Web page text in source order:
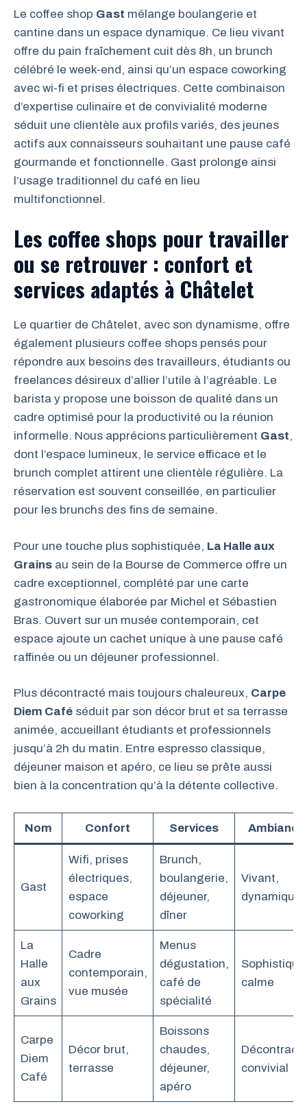
Le coffee shop Gast mélange boulangerie et
cantine dans un espace dynamique. Ce lieu vivant
offre du pain fraîchement cuit dès 8h, un brunch
célébré le week-end, ainsi qu’un espace coworking
avec wi-fi et prises électriques. Cette combinaison
d’expertise culinaire et de convivialité moderne
séduit une clientèle aux profils variés, des jeunes
actifs aux connaisseurs souhaitant une pause café
gourmande et fonctionnelle. Gast prolonge ainsi
l’usage traditionnel du café en lieu
multifonctionnel.
Les coffee shops pour travailler
ou se retrouver : confort et
services adaptés à Châtelet
Le quartier de Châtelet, avec son dynamisme, offre
également plusieurs coffee shops pensés pour
répondre aux besoins des travailleurs, étudiants ou
freelances désireux d’allier l’utile à l’agréable. Le
barista y propose une boisson de qualité dans un
cadre optimisé pour la productivité ou la réunion
informelle. Nous apprécions particulièrement Gast,
dont l’espace lumineux, le service efficace et le
brunch complet attirent une clientèle régulière. La
réservation est souvent conseillée, en particulier
pour les brunchs des fins de semaine.
Pour une touche plus sophistiquée, La Halle aux
Grains au sein de la Bourse de Commerce offre un
cadre exceptionnel, complété par une carte
gastronomique élaborée par Michel et Sébastien
Bras. Ouvert sur un musée contemporain, cet
espace ajoute un cachet unique à une pause café
raffinée ou un déjeuner professionnel.
Plus décontracté mais toujours chaleureux, Carpe
Diem Café séduit par son décor brut et sa terrasse
animée, accueillant étudiants et professionnels
jusqu’à 2h du matin. Entre espresso classique,
déjeuner maison et apéro, ce lieu se prête aussi
bien à la concentration qu’à la détente collective.
Nom Confort Services Ambiance
Gast
Wifi, prises
électriques,
espace
coworking
Brunch,
boulangerie,
déjeuner,
dîner
Vivant,
dynamique
La
Halle
aux
Grains
Cadre
contemporain,
vue musée
Menus
dégustation,
café de
spécialité
calme
Carpe
Diem
Café
Décor brut,
terrasse
Boissons
chaudes,
déjeuner,
apéro
convivial